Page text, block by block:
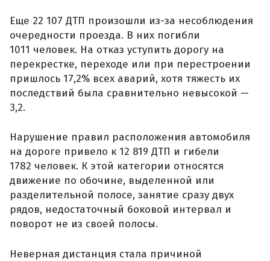
Еще 22 107 ДТП произошли из-за несоблюдения
очередности проезда. В них погибли
1011 человек. На отказ уступить дорогу на
перекрестке, переходе или при перестроении
пришлось 17,2% всех аварий, хотя тяжесть их
последствий была сравнительно невысокой —
3,2.
Нарушение правил расположения автомобиля
на дороге привело к 12 819 ДТП и гибели
1782 человек. К этой категории относятся
движение по обочине, выделенной или
разделительной полосе, занятие сразу двух
рядов, недостаточный боковой интервал и
поворот не из своей полосы.
Неверная дистанция стала причиной